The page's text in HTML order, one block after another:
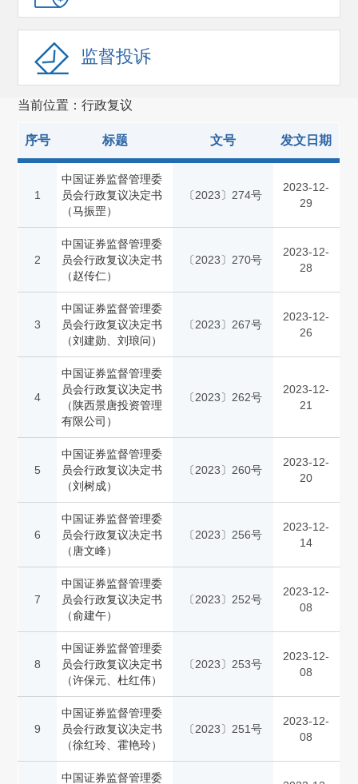
行政复议(1540)
国际合作(1869)
证券服务机构监管(257)
其他(473)
监督投诉
当前位置：行政复议
序号 标题 文号 发文日期
1
中国证券监督管理委
员会行政复议决定书
（马振罡）
〔2023〕274号
2023-12-
29
2
中国证券监督管理委
员会行政复议决定书
（赵传仁）
〔2023〕270号
2023-12-
28
3
中国证券监督管理委
员会行政复议决定书
（刘建勋、刘琅问）
〔2023〕267号
2023-12-
26
4
中国证券监督管理委
员会行政复议决定书
（陕西景唐投资管理
有限公司）
〔2023〕262号
2023-12-
21
5
中国证券监督管理委
员会行政复议决定书
（刘树成）
〔2023〕260号
2023-12-
20
6
中国证券监督管理委
员会行政复议决定书
（唐文峰）
〔2023〕256号
2023-12-
14
7
中国证券监督管理委
员会行政复议决定书
（俞建午）
〔2023〕252号
2023-12-
08
8
中国证券监督管理委
员会行政复议决定书
（许保元、杜红伟）
〔2023〕253号
2023-12-
08
9
中国证券监督管理委
员会行政复议决定书
（徐红玲、霍艳玲）
〔2023〕251号
2023-12-
08
中国证券监督管理委